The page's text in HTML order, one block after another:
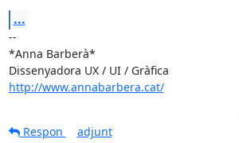
...
--
*Anna Barberà*
http://www.annabarbera.cat/
Respon
adjunt